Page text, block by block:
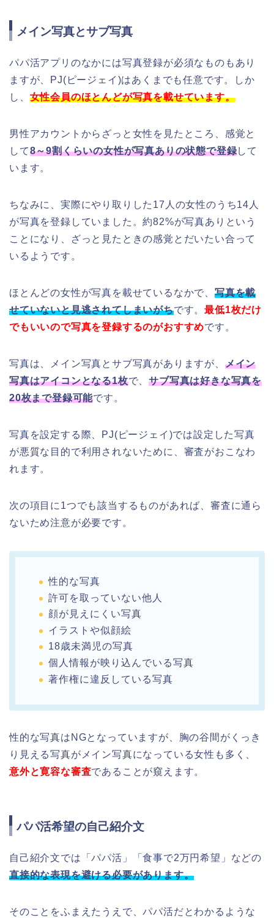
メイン写真とサブ写真
パパ活アプリのなかには写真登録が必須なものもあり
ますが、PJ(ピージェイ)はあくまでも任意です。しか
し、 女性会員のほとんどが写真を載せています。
男性アカウントからざっと女性を見たところ、感覚と
して8～9割くらいの女性が写真ありの状態で登録して
います。
ちなみに、実際にやり取りした17人の女性のうち14人
が写真を登録していました。約82%が写真ありという
ことになり、ざっと見たときの感覚とだいたい合って
いるようです。
ほとんどの女性が写真を載せているなかで、 写真を載
せていないと見逃されてしまいがちです。最低1枚だけ
でもいいので写真を登録するのがおすすめです。
写真は、メイン写真とサブ写真がありますが、 メイン
写真はアイコンとなる1枚で、サブ写真は好きな写真を
20枚まで登録可能です。
写真を設定する際、PJ(ピージェイ)では設定した写真
が悪質な目的で利用されないために、審査がおこなわ
れます。
次の項目に1つでも該当するものがあれば、審査に通ら
ないため注意が必要です。
性的な写真
許可を取っていない他人
顔が見えにくい写真
イラストや似顔絵
18歳未満児の写真
個人情報が映り込んでいる写真
著作権に違反している写真
性的な写真はNGとなっていますが、胸の谷間がくっき
り見える写真がメイン写真になっている女性も多く、
意外と寛容な審査であることが窺えます。
パパ活希望の自己紹介文
自己紹介文では「パパ活」「食事で2万円希望」などの
直接的な表現を避ける必要があります。
そのことをふまえたうえで、パパ活だとわかるような